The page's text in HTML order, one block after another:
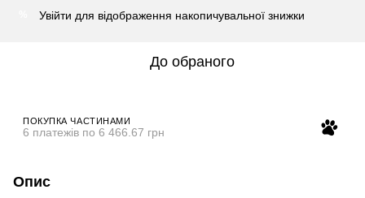
Увійти для відображення накопичувальної знижки
До обраного
ПОКУПКА ЧАСТИНАМИ
6 платежів по 6 466.67 грн
Опис